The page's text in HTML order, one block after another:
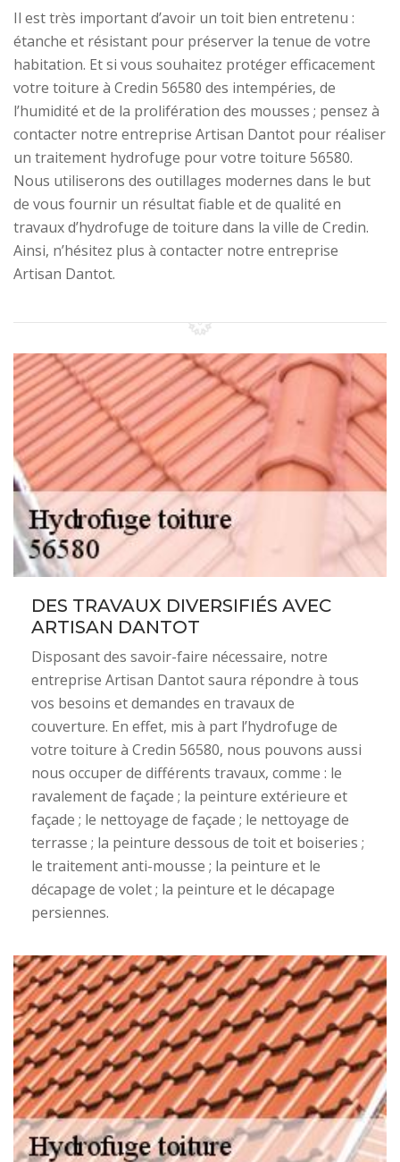
Il est très important d’avoir un toit bien entretenu :
étanche et résistant pour préserver la tenue de votre
habitation. Et si vous souhaitez protéger efficacement
votre toiture à Credin 56580 des intempéries, de
l’humidité et de la prolifération des mousses ; pensez à
contacter notre entreprise Artisan Dantot pour réaliser
un traitement hydrofuge pour votre toiture 56580.
Nous utiliserons des outillages modernes dans le but
de vous fournir un résultat fiable et de qualité en
travaux d’hydrofuge de toiture dans la ville de Credin.
Ainsi, n’hésitez plus à contacter notre entreprise
Artisan Dantot.
DES TRAVAUX DIVERSIFIÉS AVEC
ARTISAN DANTOT
Disposant des savoir-faire nécessaire, notre
entreprise Artisan Dantot saura répondre à tous
vos besoins et demandes en travaux de
couverture. En effet, mis à part l’hydrofuge de
votre toiture à Credin 56580, nous pouvons aussi
nous occuper de différents travaux, comme : le
ravalement de façade ; la peinture extérieure et
façade ; le nettoyage de façade ; le nettoyage de
terrasse ; la peinture dessous de toit et boiseries ;
le traitement anti-mousse ; la peinture et le
décapage de volet ; la peinture et le décapage
persiennes.